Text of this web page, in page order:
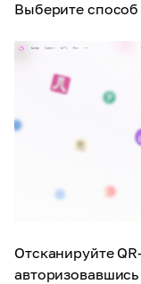
Выберите
Отсканируйте